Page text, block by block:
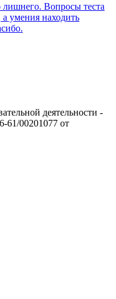
лишнего. Вопросы теста
а умения находить
деятельности -
61/00201077 от